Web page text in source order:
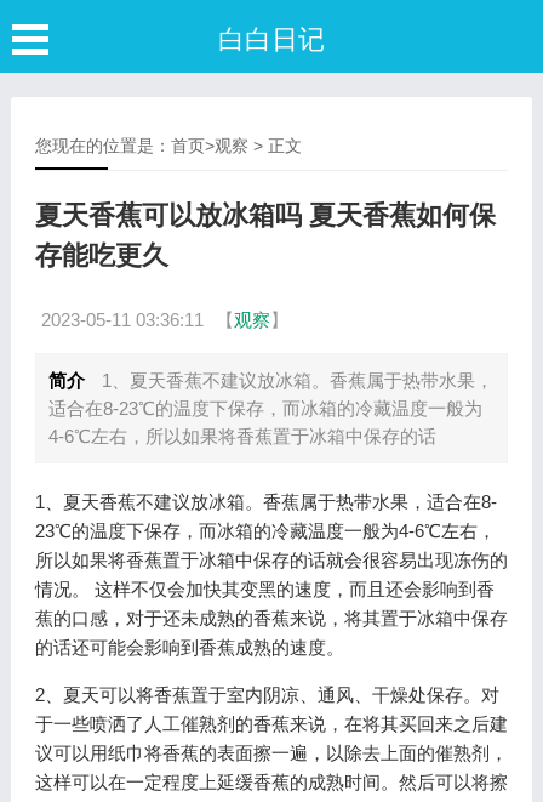
白白日记
您现在的位置是： 首页>观察 > 正文
夏天香蕉可以放冰箱吗 夏天香蕉如何保
存能吃更久
2023-05-11 03:36:11 【观察】
简介
1、夏天香蕉不建议放冰箱。香蕉属于热带水果，
适合在8-23℃的温度下保存，而冰箱的冷藏温度一般为
4-6℃左右，所以如果将香蕉置于冰箱中保存的话
1、夏天香蕉不建议放冰箱。香蕉属于热带水果，适合在8-
23℃的温度下保存，而冰箱的冷藏温度一般为4-6℃左右，
所以如果将香蕉置于冰箱中保存的话就会很容易出现冻伤的
情况。 这样不仅会加快其变黑的速度，而且还会影响到香
蕉的口感，对于还未成熟的香蕉来说，将其置于冰箱中保存
的话还可能会影响到香蕉成熟的速度。
2、夏天可以将香蕉置于室内阴凉、通风、干燥处保存。对
于一些喷洒了人工催熟剂的香蕉来说，在将其买回来之后建
议可以用纸巾将香蕉的表面擦一遍，以除去上面的催熟剂，
这样可以在一定程度上延缓香蕉的成熟时间。然后可以将擦